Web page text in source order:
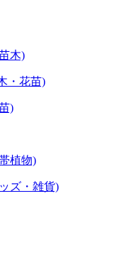
木)
・花苗)
)
植物)
ズ・雑貨)